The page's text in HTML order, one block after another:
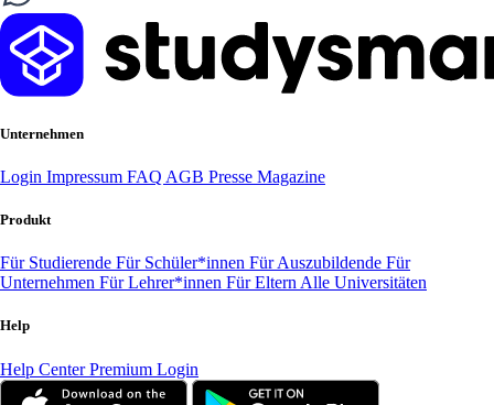
Unternehmen
Login Impressum FAQ AGB Presse Magazine
Produkt
Für Studierende Für Schüler*innen Für Auszubildende Für
Unternehmen Für Lehrer*innen Für Eltern Alle Universitäten
Help
Help CenterPremium Login